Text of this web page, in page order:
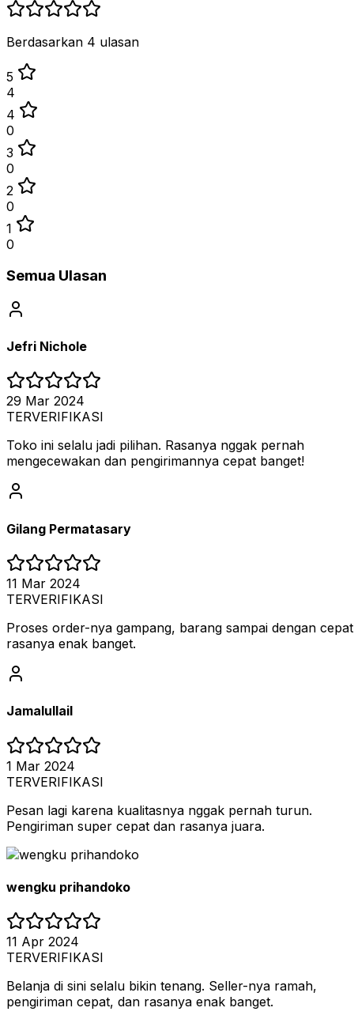
Berdasarkan 4 ulasan
5
4
4
0
3
0
2
0
1
0
Semua Ulasan
Jefri Nichole
29 Mar 2024
TERVERIFIKASI
Toko ini selalu jadi pilihan. Rasanya nggak pernah
mengecewakan dan pengirimannya cepat banget!
Gilang Permatasary
11 Mar 2024
TERVERIFIKASI
Proses order-nya gampang, barang sampai dengan
rasanya enak banget.
Jamalullail
1 Mar 2024
TERVERIFIKASI
Pesan lagi karena kualitasnya nggak pernah turun.
Pengiriman super cepat dan rasanya juara.
wengku prihandoko
11 Apr 2024
TERVERIFIKASI
Belanja di sini selalu bikin tenang. Seller-nya ramah,
pengiriman cepat, dan rasanya enak banget.